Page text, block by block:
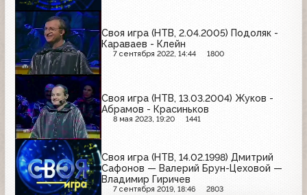
Своя игра (НТВ, 2.04.2005) Подоляк -
Караваев - Клейн
7 сентября 2022, 14:44 1800
Своя игра (НТВ, 13.03.2004) Жуков -
Абрамов - Красиньков
8 мая 2023, 19:20 1441
Своя игра (НТВ, 14.02.1998) Дмитрий
Сафонов — Валерий Брун-Цеховой —
Владимир Гиричев
7 сентября 2019, 18:46 2803